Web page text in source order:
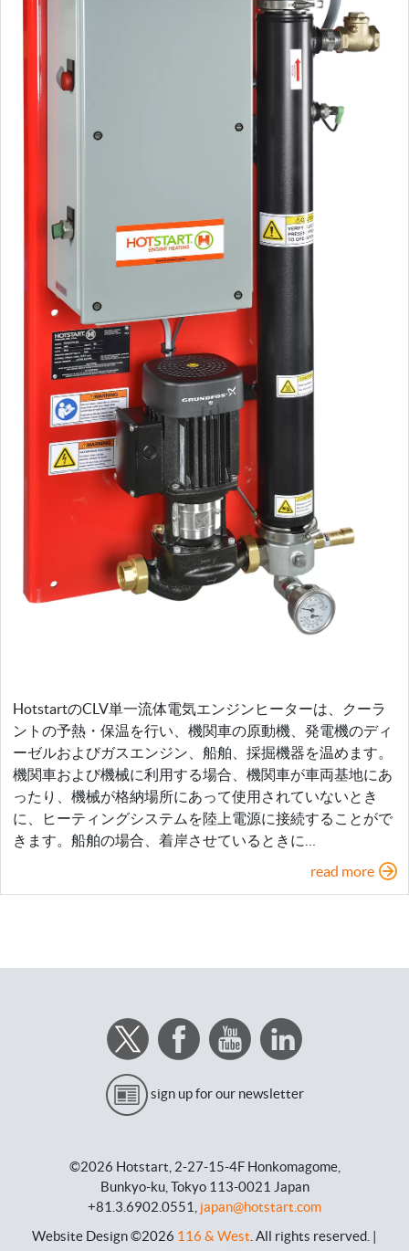
HotstartのCLV単一流体電気エンジンヒーターは、クーラ
ントの予熱・保温を行い、機関車の原動機、発電機のディ
ーゼルおよびガスエンジン、船舶、採掘機器を温めます。
機関車および機械に利用する場合、機関車が車両基地にあ
ったり、機械が格納場所にあって使用されていないとき
に、ヒーティングシステムを陸上電源に接続することがで
きます。船舶の場合、着岸させているときに…
read more
sign up for our newsletter
©2026 Hotstart, 2-27-15-4F Honkomagome,
Bunkyo-ku, Tokyo 113-0021 Japan
+81.3.6902.0551, japan@hotstart.com
Website Design ©2026 116 & West All rights reserved . |